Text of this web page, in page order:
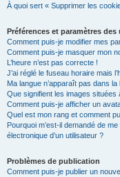
À quoi sert « Supprimer les
Préférences et paramètres
Comment puis-je modifier mes
Comment puis-je masquer mon
L’heure n’est pas correcte !
J’ai réglé le fuseau horaire mais
Ma langue n’apparaît pas dans la
Que signifient les images situées
Comment puis-je afficher un
Quel est mon rang et comment
Pourquoi m’est-il demandé de
électronique d’un utilisateur ?
Problèmes de publication
Comment puis-je publier un